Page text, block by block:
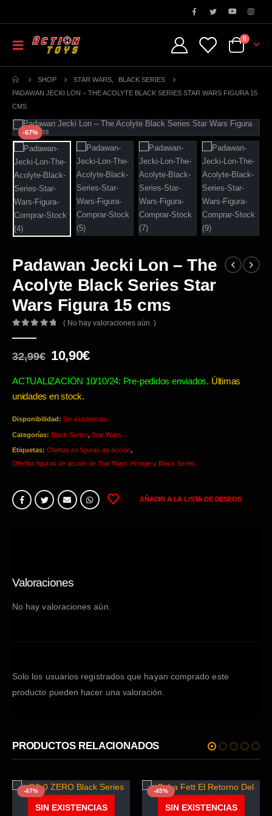
0
SHOP STAR WARS
BLACK SERIES
PADAWAN JECKI LON – THE ACOLYTE BLACK SERIES STAR WARS FIGURA 15
CMS
-67%
Padawan Jecki Lon – The
Acolyte Black Series Star
Wars Figura 15 cms
( No hay valoraciones aún. )
32,99€ El
original
era:
10,90€El
actual
ACTUALIZACIÓN 10/10/24: Pre-pedidos enviados. Últimas
unidades en stock.
Disponibilidad: Sin existencias
Categorías: Black Series, Star Wars
Etiquetas: Ofertas en figuras de acción,
Ofertas figuras de acción de Star Wars Vintage y Black Series
AÑADIR A LA LISTA DE DESEOS
Valoraciones
No hay valoraciones aún.
Solo los usuarios registrados que hayan comprado este
producto pueden hacer una valoración.
PRODUCTOS RELACIONADOS
-47%
SIN EXISTENCIAS
-45%
SIN EXISTENCIAS